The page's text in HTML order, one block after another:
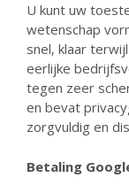
U kunt uw
wetenschap
snel, klaar
eerlijke
tegen zeer
en bevat
zorgvuldig en
Betaling